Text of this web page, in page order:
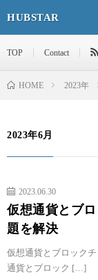
HUBSTAR
TOP Contact
HOME 2023年
2023年6月
2023.06.30
仮想通貨とブ
題を解決
仮想通貨とブロック
通貨とブロック […]